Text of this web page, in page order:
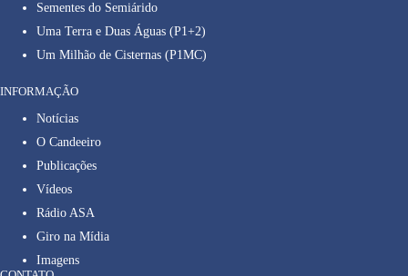
Sementes do Semiárido
Uma Terra e Duas Águas (P1+2)
Um Milhão de Cisternas (P1MC)
INFORMAÇÃO
Notícias
O Candeeiro
Publicações
Vídeos
Rádio ASA
Giro na Mídia
Imagens